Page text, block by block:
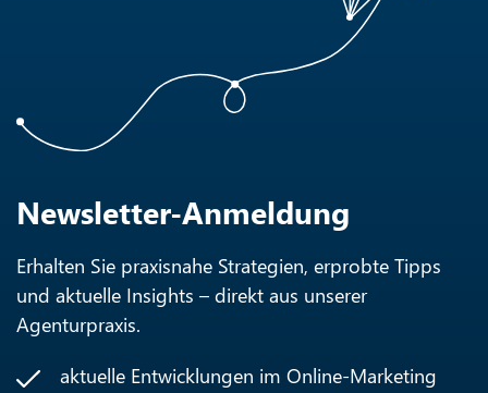
Newsletter-Anmeldung
Erhalten Sie praxisnahe Strategien, erprobte Tipps
und aktuelle Insights – direkt aus unserer
Agenturpraxis.
aktuelle Entwicklungen im Online-Marketing